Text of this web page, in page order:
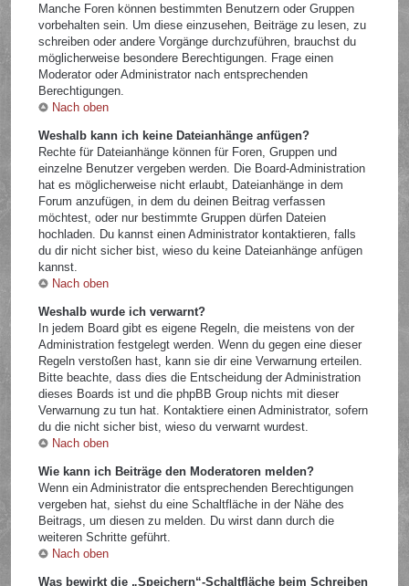
Manche Foren können bestimmten Benutzern oder Gruppen
vorbehalten sein. Um diese einzusehen, Beiträge zu lesen, zu
schreiben oder andere Vorgänge durchzuführen, brauchst du
möglicherweise besondere Berechtigungen. Frage einen
Moderator oder Administrator nach entsprechenden
Berechtigungen.
Nach oben
Weshalb kann ich keine Dateianhänge anfügen?
Rechte für Dateianhänge können für Foren, Gruppen und
einzelne Benutzer vergeben werden. Die Board-Administration
hat es möglicherweise nicht erlaubt, Dateianhänge in dem
Forum anzufügen, in dem du deinen Beitrag verfassen
möchtest, oder nur bestimmte Gruppen dürfen Dateien
hochladen. Du kannst einen Administrator kontaktieren, falls
du dir nicht sicher bist, wieso du keine Dateianhänge anfügen
kannst.
Nach oben
Weshalb wurde ich verwarnt?
In jedem Board gibt es eigene Regeln, die meistens von der
Administration festgelegt werden. Wenn du gegen eine dieser
Regeln verstoßen hast, kann sie dir eine Verwarnung erteilen.
Bitte beachte, dass dies die Entscheidung der Administration
dieses Boards ist und die phpBB Group nichts mit dieser
Verwarnung zu tun hat. Kontaktiere einen Administrator, sofern
du die nicht sicher bist, wieso du verwarnt wurdest.
Nach oben
Wie kann ich Beiträge den Moderatoren melden?
Wenn ein Administrator die entsprechenden Berechtigungen
vergeben hat, siehst du eine Schaltfläche in der Nähe des
Beitrags, um diesen zu melden. Du wirst dann durch die
weiteren Schritte geführt.
Nach oben
Was bewirkt die „Speichern“-Schaltfläche beim Schreiben